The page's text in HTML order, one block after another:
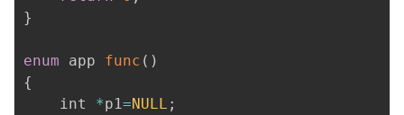
}
enum app func ( )
{
    int
*p1=NULL ;